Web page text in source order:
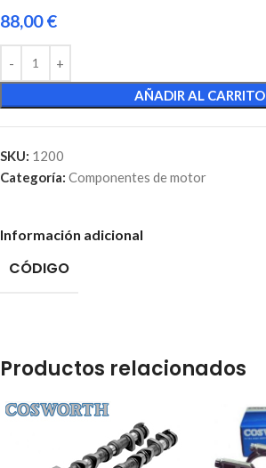
88,00€
AÑADIR AL CARRITO
SKU: 1200
Categoría: Componentes de motor
Información adicional
CÓDIGO
Productos relacionados